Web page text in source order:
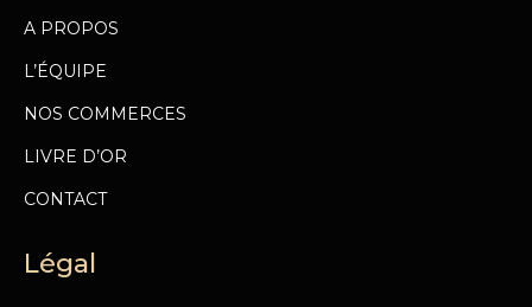
A PROPOS
L’ÉQUIPE
NOS COMMERCES
LIVRE D’OR
CONTACT
Légal